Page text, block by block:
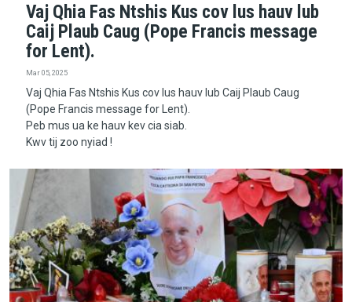
Vaj Qhia Fas Ntshis Kus cov lus hauv lub
Caij Plaub Caug (Pope Francis message
for Lent).
Mar 05, 2025
Vaj Qhia Fas Ntshis Kus cov lus hauv lub Caij Plaub Caug
(Pope Francis message for Lent).
Peb mus ua ke hauv kev cia siab.
Kwv tij zoo nyiad !